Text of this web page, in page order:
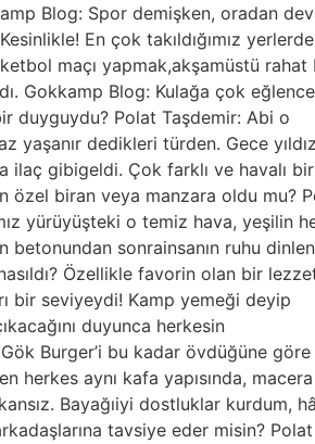
Blog: Spor demişken, oradan
En çok takıldığımız
maçı yapmak,akşamüstü rahat
Gokkamp Blog: Kulağa çok
duyguydu? Polat Taşdemir: Abi o
dedikleri türden. Gece
gibigeldi. Çok farklı ve havalı bir
özel biran veya manzara oldu mu?
yürüyüşteki o temiz hava, yeşilin
sonrainsanın ruhu
Özellikle favorin olan bir
bir seviyeydi! Kamp yemeği deyip
duyunca herkesin
Burger’i bu kadar övdüğüne göre
herkes aynı kafa yapısında,
Bayağıiyi dostluklar kurdum,
tavsiye eder misin? Polat